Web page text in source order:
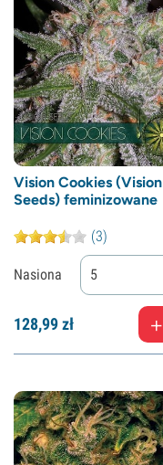
Vision Cookies (Vision
Seeds) feminizowane
(3)
Nasiona 5
128,99zł